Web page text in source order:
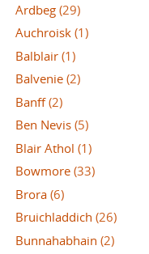
Ardbeg (29)
Auchroisk (1)
Balblair (1)
Balvenie (2)
Banff (2)
Ben Nevis (5)
Blair Athol (1)
Bowmore (33)
Brora (6)
Bruichladdich (26)
Bunnahabhain (2)